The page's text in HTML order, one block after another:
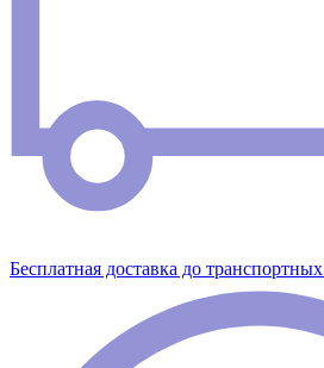
Бесплатная доставка до